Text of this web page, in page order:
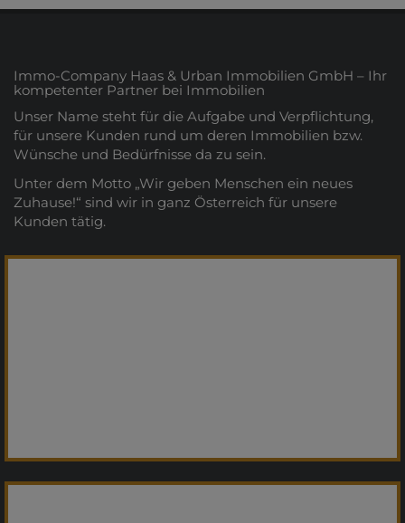
Immo-Company Haas & Urban Immobilien GmbH – Ihr
kompetenter Partner bei Immobilien
Unser Name steht für die Aufgabe und Verpflichtung,
für unsere Kunden rund um deren Immobilien bzw.
Wünsche und Bedürfnisse da zu sein.
Unter dem Motto „Wir geben Menschen ein neues
Zuhause!“ sind wir in ganz Österreich für unsere
Kunden tätig.